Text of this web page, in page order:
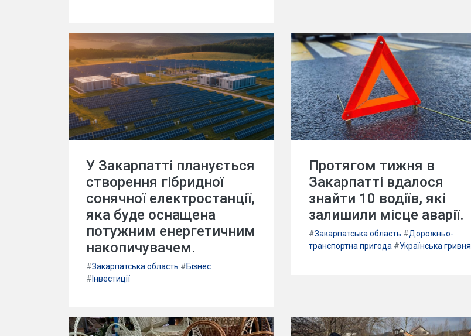
У Закарпатті планується
створення гібридної
сонячної електростанції,
яка буде оснащена
потужним енергетичним
накопичувачем.
#Закарпатська область #Бізнес
# Інвестиції
Протягом тижня в
Закарпатті вдалося
знайти 10 водіїв, які
залишили місце аварії.
#Закарпатська область #Дорожньо-
транспортна пригода #Українська гривня